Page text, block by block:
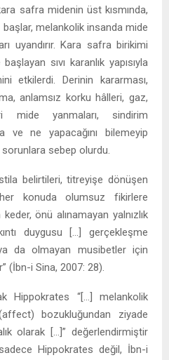
safra midenin üst kısmında,
melankolik insanda mide
uyandırır. Kara safra birikimi
sıvı karanlık yapısıyla
etkilerdi. Derinin kararması,
anlamsız korku hâlleri, gaz,
mide yanmaları, sindirim
ve ne yapacağını bilemeyip
sebep olurdu.
belirtileri, titreyişe dönüşen
konuda olumsuz fikirlere
önü alınamayan yalnızlık
duygusu […] gerçekleşme
da olmayan musibetler için
(İbn-i Sina, 2007: 28).
Hippokrates “[…] melankolik
bozukluğundan ziyade
olarak […]” değerlendirmiştir
Hippokrates değil, İbn-i